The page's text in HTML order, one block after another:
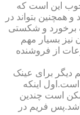
این است که
بتواند در
برخورد و شکستی
بسیار مهم
از فروشنده
دیگر برای عینک
اینکه
است چندین
فریم در